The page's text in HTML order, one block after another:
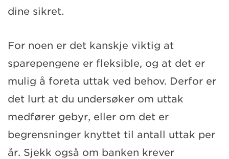
dine sikret.
For noen er det kanskje viktig at
sparepengene er fleksible, og at det er
mulig å foreta uttak ved behov. Derfor er
det lurt at du undersøker om uttak
medfører gebyr, eller om det er
begrensninger knyttet til antall uttak per
år. Sjekk også om banken krever